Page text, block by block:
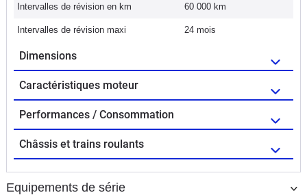
Intervalles de révision en km
60 000 km
Intervalles de révision maxi 24 mois
Dimensions
Caractéristiques moteur
Performances / Consommation
Châssis et trains roulants
Equipements de série